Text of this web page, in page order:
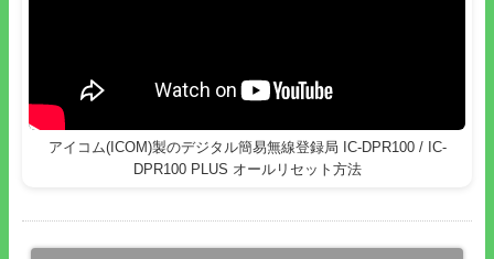
アイコム(ICOM)製のデジタル簡易無線登録局 IC-DPR100 / IC-
DPR100 PLUS オールリセット方法